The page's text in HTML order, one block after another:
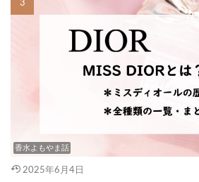
香水よもやま話
2025年6月4日